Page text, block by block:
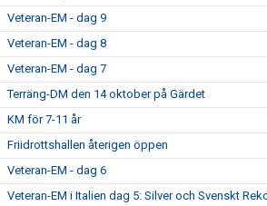
Veteran-EM - dag 9
Veteran-EM - dag 8
Veteran-EM - dag 7
Terräng-DM den 14 oktober på Gärdet
KM för 7-11 år
Friidrottshallen återigen öppen
Veteran-EM - dag 6
Veteran-EM i Italien dag 5: Silver och Svenskt